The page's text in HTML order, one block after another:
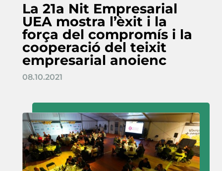
La 21a Nit Empresarial
UEA mostra l’èxit i la
força del compromís i la
cooperació del teixit
empresarial anoienc
08.10.2021